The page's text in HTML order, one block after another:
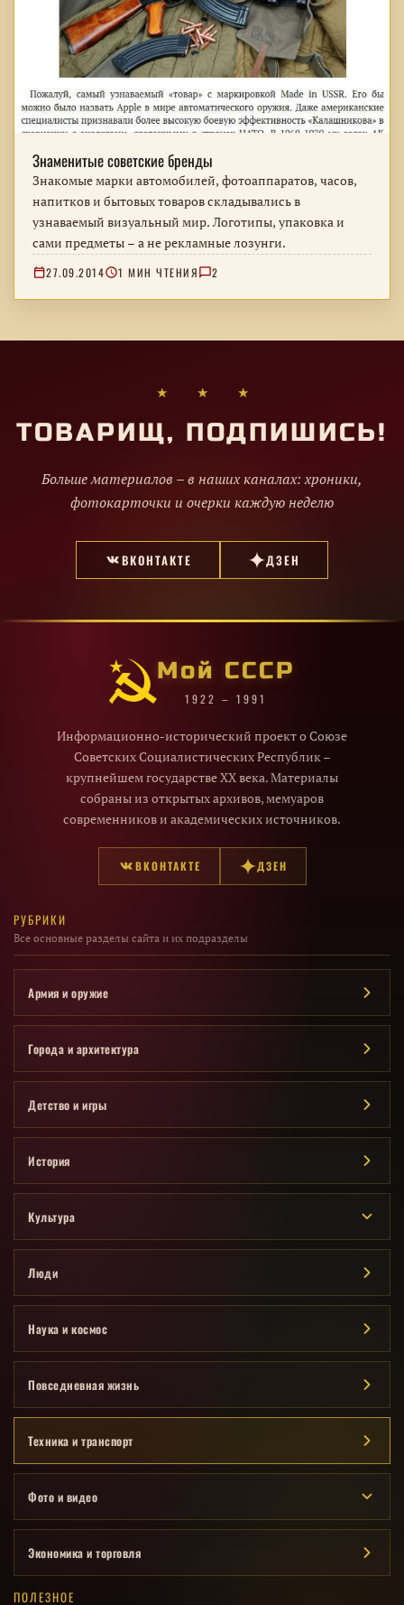
Знаменитые советские бренды
Знакомые марки автомобилей, фотоаппаратов, часов,
напитков и бытовых товаров складывались в
узнаваемый визуальный мир. Логотипы, упаковка и
сами предметы – а не рекламные лозунги.
27.09.2014 1 МИН ЧТЕНИЯ 2
★ ★ ★
ТОВАРИЩ, ПОДПИШИСЬ!
Больше материалов – в наших каналах: хроники,
фотокарточки и очерки каждую неделю
ВКОНТАКТЕ ДЗЕН
Мой СССР
1922 – 1991
Информационно-исторический проект о Союзе
Советских Социалистических Республик –
крупнейшем государстве XX века. Материалы
собраны из открытых архивов, мемуаров
современников и академических источников.
ВКОНТАКТЕ ДЗЕН
РУБРИКИ
Все основные разделы сайта и их подразделы
Армия и оружие
Города и архитектура
Детство и игры
История
Культура
Люди
Наука и космос
Повседневная жизнь
Техника и транспорт
Фото и видео
Экономика и торговля
ПОЛЕЗНОЕ